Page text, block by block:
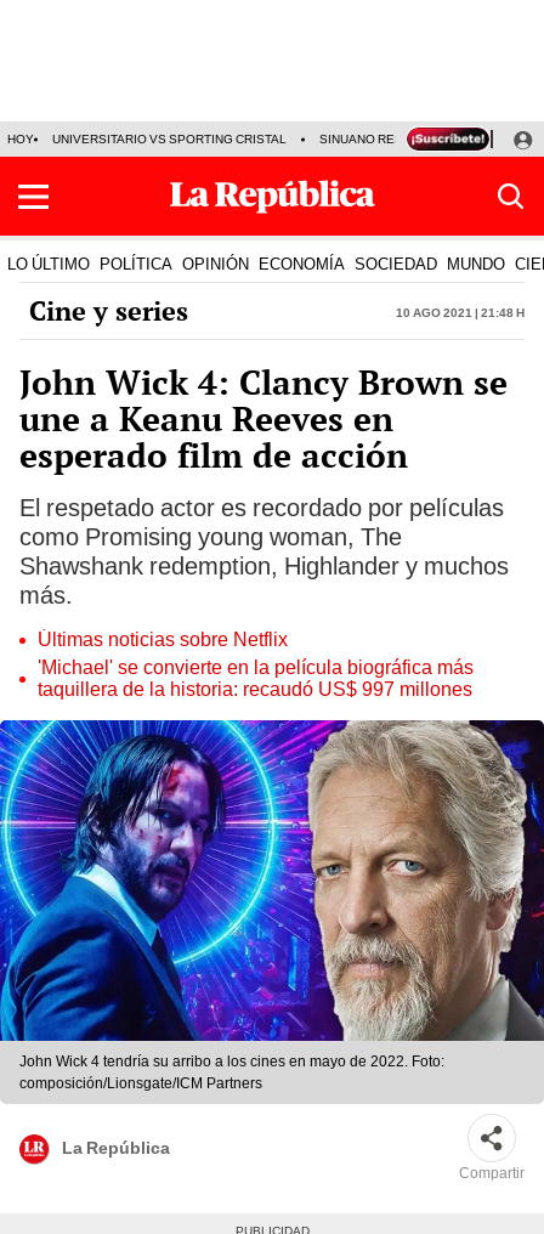
HOY UNIVERSITARIO VS SPORTING CRISTAL SINUANO RESULTADOS HOY
LO ÚLTIMO POLÍTICA OPINIÓN ECONOMÍA SOCIEDAD MUNDO
Cine y series 10 Ago 2021 | 21:48 h
John Wick 4: Clancy Brown se
une a Keanu Reeves en
esperado film de acción
El respetado actor es recordado por películas
como Promising young woman, The
Shawshank redemption, Highlander y muchos
más.
Últimas noticias sobre Netflix
'Michael' se convierte en la película biográfica más
taquillera de la historia: recaudó US$ 997 millones
John Wick 4 tendría su arribo a los cines en mayo de 2022. Foto:
composición/Lionsgate/ICM Partners
La República
Compartir